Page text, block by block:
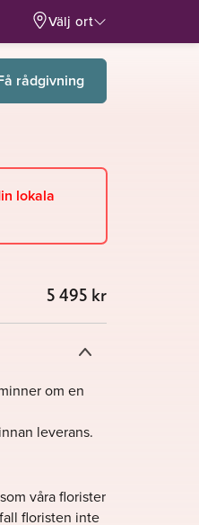
Välj ort
rådgivning
lokala
5 495 kr
om en
leverans.
våra florister
floristen inte